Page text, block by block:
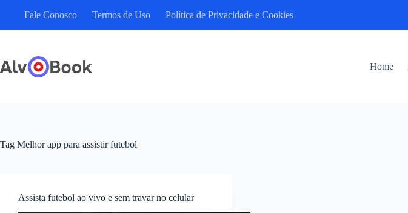
Fale Conosco Termos de Uso Política de Privacidade e Cookies
Home
Tag Melhor app para assistir futebol
Assista futebol ao vivo e sem travar no celular